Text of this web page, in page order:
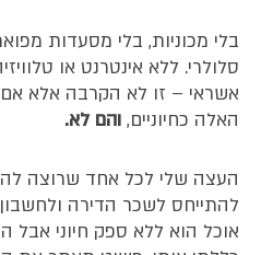
בלי מכוניות, בלי מסעדות
סלולרי. ללא אינטרנט או
אשראי – זו לא הקרבה אלא
האלה כחיוניים, והם לא.
העצה שלי לכל אחד שרוצה
להתייחס לשכר הדירה
אוכל הוא ללא ספק חיוני